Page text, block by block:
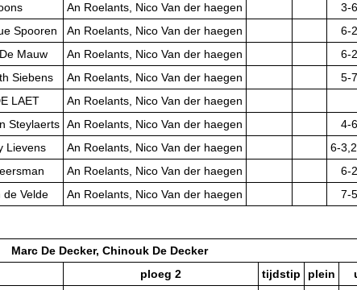
An Roelants, Nico Van der haegen
3-
Spooren An Roelants, Nico Van der haegen
6-
Mauw An Roelants, Nico Van der haegen
6-
Siebens An Roelants, Nico Van der haegen
5-
LAET
An Roelants, Nico Van der haegen
Steylaerts An Roelants, Nico Van der haegen
4-
Lievens An Roelants, Nico Van der haegen
6-
An Roelants, Nico Van der haegen
6-
de Velde An Roelants, Nico Van der haegen 7-
Marc De Decker, Chinouk De Decker
ploeg 2 tijdstip plein